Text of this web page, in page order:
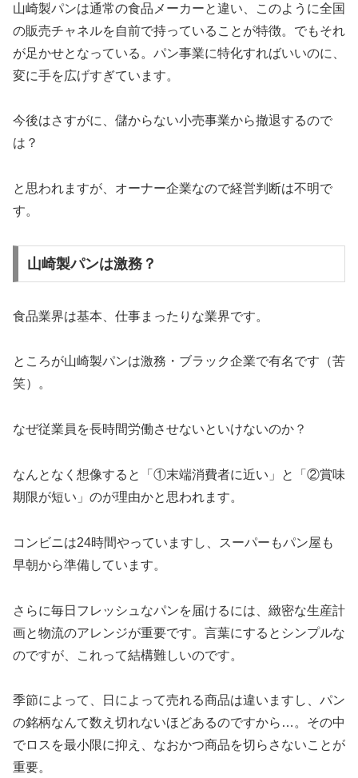
山崎製パンは通常の食品メーカーと違い、このように全国
の販売チャネルを自前で持っていることが特徴。でもそれ
が足かせとなっている。パン事業に特化すればいいのに、
変に手を広げすぎています。
今後はさすがに、儲からない小売事業から撤退するので
は？
と思われますが、オーナー企業なので経営判断は不明で
す。
山崎製パンは激務？
食品業界は基本、仕事まったりな業界です。
ところが山崎製パンは激務・ブラック企業で有名です（苦
笑）。
なぜ従業員を長時間労働させないといけないのか？
なんとなく想像すると「①末端消費者に近い」と「②賞味
期限が短い」のが理由かと思われます。
コンビニは24時間やっていますし、スーパーもパン屋も
早朝から準備しています。
さらに毎日フレッシュなパンを届けるには、緻密な生産計
画と物流のアレンジが重要です。言葉にするとシンプルな
のですが、これって結構難しいのです。
季節によって、日によって売れる商品は違いますし、パン
の銘柄なんて数え切れないほどあるのですから…。その中
でロスを最小限に抑え、なおかつ商品を切らさないことが
重要。